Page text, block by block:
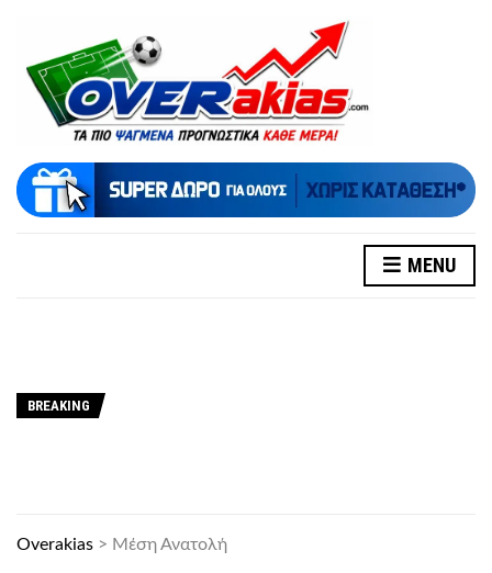
MENU
BREAKING
Overakias > Μέση Ανατολή